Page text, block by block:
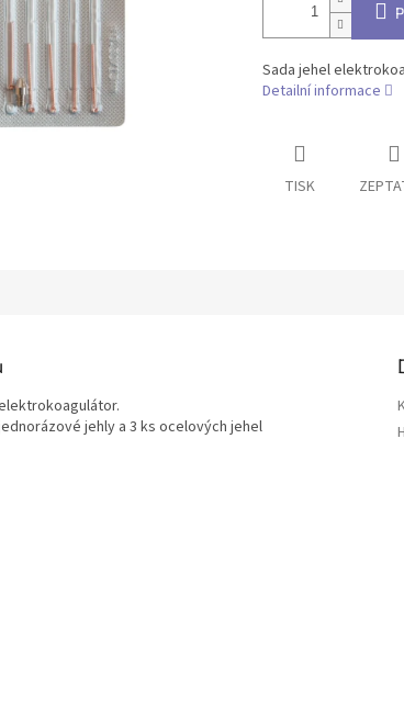
Sada jehel
Detailní informace
TISK
jehly a 3 ks ocelových jehel